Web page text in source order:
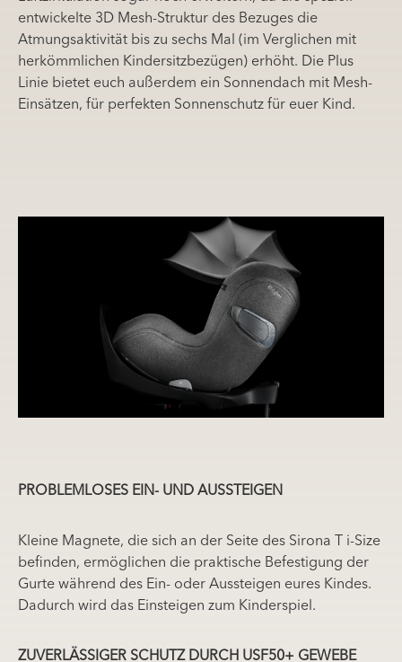
entwickelte 3D Mesh-Struktur des Bezuges die
Atmungsaktivität bis zu sechs Mal (im Verglichen mit
herkömmlichen Kindersitzbezügen) erhöht. Die Plus
Linie bietet euch außerdem ein Sonnendach mit Mesh-
Einsätzen, für perfekten Sonnenschutz für euer Kind.
PROBLEMLOSES EIN- UND AUSSTEIGEN
Kleine Magnete, die sich an der Seite des Sirona T i-Size
befinden, ermöglichen die praktische Befestigung der
Gurte während des Ein- oder Aussteigen eures Kindes.
Dadurch wird das Einsteigen zum Kinderspiel.
ZUVERLÄSSIGER SCHUTZ DURCH USF50+ GEWEBE